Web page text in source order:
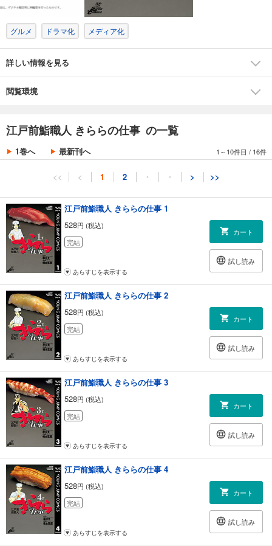
グルメ ドラマ化 メディア化
詳しい情報を見る
閲覧環境
江戸前鮨職人 きららの仕事 の一覧
1巻へ 最新刊へ 1～10件目 / 16件
<< < 1 2 ・ ・ > >>
江戸前鮨職人 きららの仕事 1
528円 (税込)
完結
カート
試し読み
あらすじを表示する
江戸前鮨職人 きららの仕事 2
528円 (税込)
完結
カート
試し読み
あらすじを表示する
江戸前鮨職人 きららの仕事 3
528円 (税込)
完結
カート
試し読み
あらすじを表示する
江戸前鮨職人 きららの仕事 4
528円 (税込)
完結
カート
試し読み
あらすじを表示する